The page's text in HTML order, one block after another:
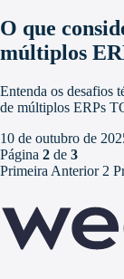
O que
múltiplos
Entenda os desafios
de múltiplos ERPs
10 de outubro de
Página 2 de 3
PrimeiraAnterior2